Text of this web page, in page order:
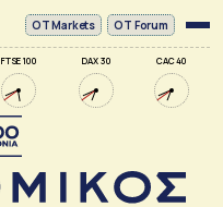
FTSE 100 DAX 30 CAC 40
ΟΤ Markets OT Forum